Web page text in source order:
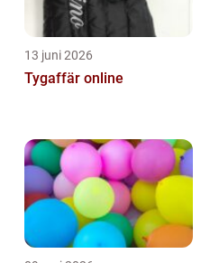
13 juni 2026
Tygaffär online